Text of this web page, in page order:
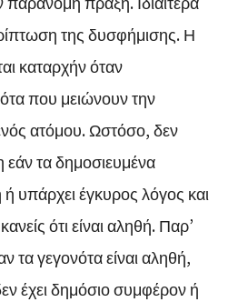
της δυσφήμισης. Η
καταρχήν όταν
που μειώνουν την
ατόμου. Ωστόσο, δεν
εάν τα δημοσιευμένα
ή υπάρχει έγκυρος λόγος και
ότι είναι αληθή. Παρ’
τα γεγονότα είναι αληθή,
έχει δημόσιο συμφέρον ή